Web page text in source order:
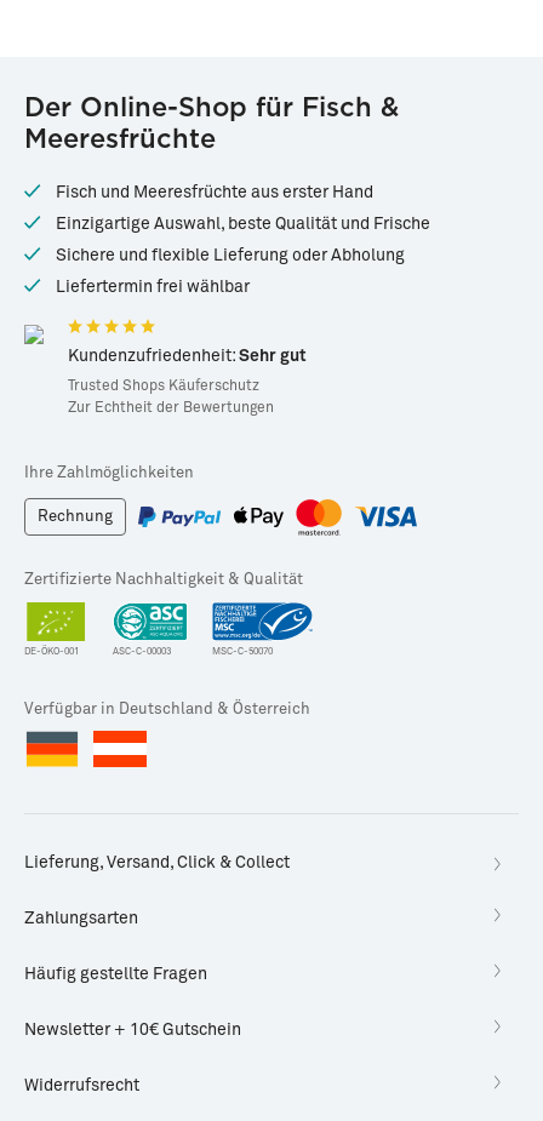
Der Online-Shop für Fisch &
Meeresfrüchte
Fisch und Meeresfrüchte aus erster Hand
Einzigartige Auswahl, beste Qualität und Frische
Sichere und flexible Lieferung oder Abholung
Liefertermin frei wählbar
Kundenzufriedenheit: Sehr gut
Trusted Shops Käuferschutz
Zur Echtheit der Bewertungen
Ihre Zahlmöglichkeiten
Rechnung
Zertifizierte Nachhaltigkeit & Qualität
DE-ÖKO-001 ASC-C-00003 MSC-C-50070
Verfügbar in Deutschland & Österreich
Lieferung, Versand, Click & Collect
Zahlungsarten
Häufig gestellte Fragen
Newsletter + 10€ Gutschein
Widerrufsrecht